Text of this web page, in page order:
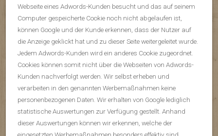
Webseite eines Adwords-Kunden besucht und das auf seinem
Computer gespeicherte Cookie noch nicht abgelaufen ist,
können Google und der Kunde erkennen, dass der Nutzer auf
die Anzeige geklickt hat und zu dieser Seite weitergeleitet wurde.
Jedem Adwords-Kunden wird ein anderes Cookie zugeordnet.
Cookies können somit nicht über die Webseiten von Adwords-
Kunden nachverfolgt werden. Wir selbst erheben und
verarbeiten in den genannten Werbemaßnahmen keine
personenbezogenen Daten. Wir erhalten von Google lediglich
statistische Auswertungen zur Verfügung gestellt. Anhand
dieser Auswertungen können wir erkennen, welche der
eingesetzten Werbemaßnahmen besonders effektiv sind.